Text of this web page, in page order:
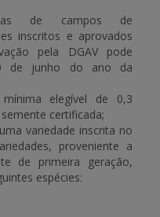
de campos de
inscritos e aprovados
pela DGAV pode
de junho do ano da
elegível de 0,3
certificada;
variedade inscrita no
proveniente a
de primeira geração,
espécies: